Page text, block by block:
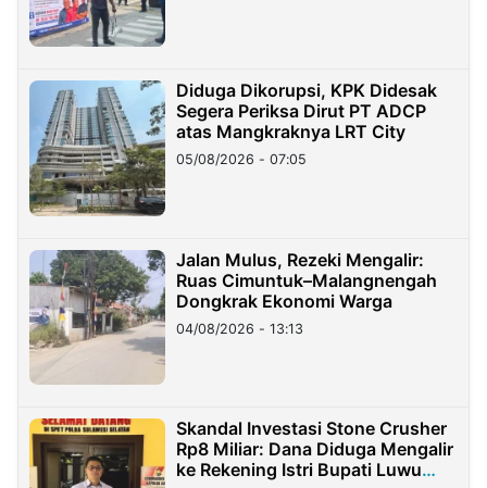
Diduga Dikorupsi, KPK Didesak
Segera Periksa Dirut PT ADCP
atas Mangkraknya LRT City
05/08/2026 - 07:05
Jalan Mulus, Rezeki Mengalir:
Ruas Cimuntuk–Malangnengah
Dongkrak Ekonomi Warga
04/08/2026 - 13:13
Skandal Investasi Stone Crusher
Rp8 Miliar: Dana Diduga Mengalir
ke Rekening Istri Bupati Luwu